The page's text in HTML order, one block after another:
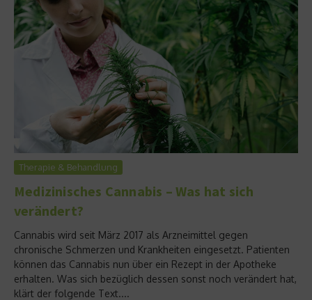
Therapie & Behandlung
Medizinisches Cannabis – Was hat sich
verändert?
Cannabis wird seit März 2017 als Arzneimittel gegen
chronische Schmerzen und Krankheiten eingesetzt. Patienten
können das Cannabis nun über ein Rezept in der Apotheke
erhalten. Was sich bezüglich dessen sonst noch verändert hat,
klärt der folgende Text....